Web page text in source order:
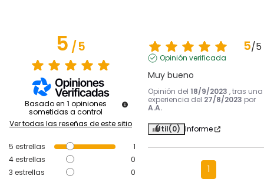
5/5
Basado en 1 opiniones
sometidas a control
Ver todas las reseñas de este sitio
5 estrellas
1
4estrellas
0
3 estrellas
0
5/5
Opinión verificada
Muy bueno
Opinión del 18/9/2023 , tras una
experiencia del 27/8/2023 por
A.A.
Útil(0) Informe
1